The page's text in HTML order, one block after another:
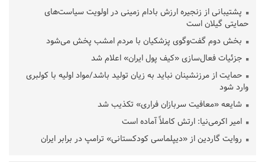
پشتیبانی از زنجیره ارزش بادام زمینی در اولویت سیاست‌های
حمایتی گیلان است
بخش دوم گفت‌وگوی پزشکیان با مردم امشب پخش می‌شود
جزئیات فعال‌سازی «کیف پول ایران» اعلام شد
حمایت از مرزنشینان نباید به زیان تولید باشد/مواد اولیه با کولبری
وارد شود
شایعه «معافیت سربازان فراری» تکذیب شد
امیر اکرمی‌نیا: ارتش کاملاً آماده است
روایت گاردین از «دیپلماسی کودکستانی» ترامپ در برابر ایران